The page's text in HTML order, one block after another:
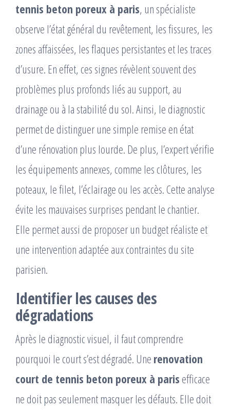
tennis beton poreux à paris, un spécialiste
observe l’état général du revêtement, les fissures, les
zones affaissées, les flaques persistantes et les traces
d’usure. En effet, ces signes révèlent souvent des
problèmes plus profonds liés au support, au
drainage ou à la stabilité du sol. Ainsi, le diagnostic
permet de distinguer une simple remise en état
d’une rénovation plus lourde. De plus, l’expert vérifie
les équipements annexes, comme les clôtures, les
poteaux, le filet, l’éclairage ou les accès. Cette analyse
évite les mauvaises surprises pendant le chantier.
Elle permet aussi de proposer un budget réaliste et
une intervention adaptée aux contraintes du site
parisien.
Identifier les causes des
dégradations
Après le diagnostic visuel, il faut comprendre
pourquoi le court s’est dégradé. Une renovation
court de tennis beton poreux à paris efficace
ne doit pas seulement masquer les défauts. Elle doit